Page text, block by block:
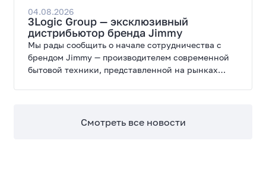
широкие возможности модернизации.
04.08.2026
3Logic Group — эксклюзивный
дистрибьютор бренда Jimmy
Мы рады сообщить о начале сотрудничества с
брендом Jimmy — производителем современной
бытовой техники, представленной на рынках
Смотреть все новости